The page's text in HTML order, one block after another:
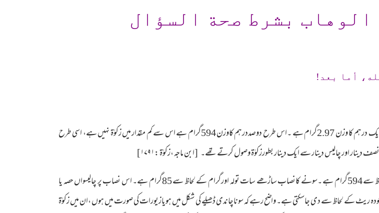
الوهاب بشرط صحة السؤال
أما بعد!
ایک اوقیہ چالیس درہم کاہوتا ہے اس طرح دوصد درہم سے کم میں زکوٰۃ نہیں ایک درہم کا وزن 2.97گرام ہے ۔اس طرح دوصددرہم کاوزن 594گرام ہے اس سے کم مقدار میں زکوٰۃ نہیں ہے، اسی طرح
اور چالیس دینار سے ایک دینار بطورزکوٰۃ وصول کرتے تھے۔ [ابن ماجہ ،زکوٰۃ :۱۷۹۱]
تولہ ماشہ کے اعتبار سے چاندی کانصاب ساڑھے باون تولے اور گرام کے لحاظ سے 594گرام ہے ۔سونے کانصاب ساڑھے سات تولہ اورگرام کے لحاظ سے 85گرام ہے۔ اس نصاب پر چالیسواں حصہ یا
ریٹ کے لحاظ سے دی جاسکتی ہے۔ واضح رہے کہ سوناچاندی ڈھیلے کی شکل میں ہویازیورات کی صورت میں ہوں ،ان میں زکوٰۃ